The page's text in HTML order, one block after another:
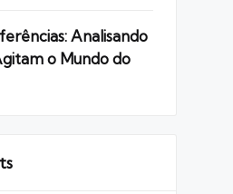
Analisando
o Mundo do